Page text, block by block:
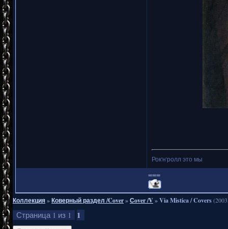
Рок'н'ролл это мы
===
Коллекция»Коверный раздел /Cover»Сover /V»Via Mistica / Covers
Страница 1 из 1 1